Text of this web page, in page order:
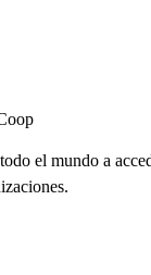
el mundo a